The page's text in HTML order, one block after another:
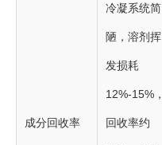
成分回收率
冷凝系统简
陋，溶剂挥
发损耗
12%-15%，
回收率约